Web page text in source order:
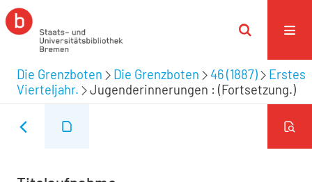
Die Grenzboten Die Grenzboten 46 (1887)
Erstes
Vierteljahr.
Jugenderinnerungen : (Fortsetzung.)